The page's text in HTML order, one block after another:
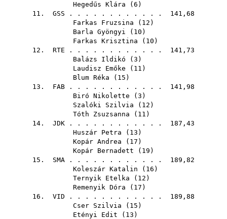
Hegedűs Klára ( 6 )
11. GSS . . . . . . . . . . . . 141,68
Farkas Fruzsina ( 12 )
Barla Gyöngyi ( 10 )
Farkas Krisztina ( 10 )
12. RTE . . . . . . . . . . . . 141,73
Balázs Ildikó ( 3 )
Laudisz Emőke ( 11 )
Blum Réka ( 15 )
13. FAB . . . . . . . . . . . . 141,98
Biró Nikolette ( 3 )
Szalóki Szilvia ( 12 )
Tóth Zsuzsanna ( 11 )
14. JDK . . . . . . . . . . . . 187,43
Huszár Petra ( 13 )
Kopár Andrea ( 17 )
Kopár Bernadett ( 19 )
15. SMA . . . . . . . . . . . . 189,82
Koleszár Katalin ( 16 )
Ternyik Etelka ( 12 )
Remenyik Dóra ( 17 )
16. VID . . . . . . . . . . . . 189,88
Cser Szilvia ( 15 )
Etényi Edit ( 13 )